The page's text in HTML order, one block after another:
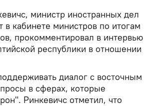
министр иностранных дел
кабинете министров по итогам
прокомментировал в интервью
республики в отношении
диалог с восточным
в сферах, которые
Ринкевичс отметил, что